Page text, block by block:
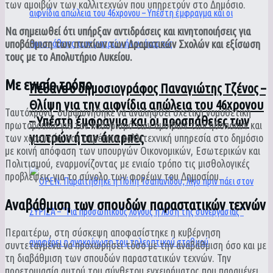
Πέθανε ο δημοσιογράφος Παναγιώτης Τζένος –
Θλίψη για την αιφνίδια απώλεια του 46χρονου
– Υπέστη έμφραγμα και οι προσπάθειες των
γιατρών ήταν άκαρπες
των αμοιβών των καλλιτεχνών που υπηρετούν στο Δημόσιο.
Να σημειωθεί ότι υπήρξαν αντιδράσεις και κινητοποιήσεις για
υποβάθμιση των πτυχίων των Δραματικών Σχολών και εξίσωση
τους με το Απολυτήριο Λυκείου.
Με ενιαίο τρόπο
Ταυτόχρονα, συμφωνήθηκε να αναληφθεί σχετική νομοθετική
πρωτοβουλία για τον καθορισμό των αμοιβών των ηθοποιών και
των χορευτών που παρέχουν καλλιτεχνική υπηρεσία στο δημόσιο
με κοινή απόφαση των υπουργών Οικονομικών, Εσωτερικών και
Πολιτισμού, εναρμονίζοντας με ενιαίο τρόπο τις μισθολογικές
προβλέψεις για το σύνολο των φορέων του Δημοσίου.
Αναβάθμιση των σπουδών παραστατικών τεχνών
Περαιτέρω, στη σύσκεψη αποφασίστηκε η κυβέρνηση
συντεταγμένα να προχωρήσει τόσο με την αναβάθμιση όσο και με
τη διαβάθμιση των σπουδών παραστατικών τεχνών. Την
προετοιμασία αυτού του σύνθετου εγχειρήματος που παραμένει